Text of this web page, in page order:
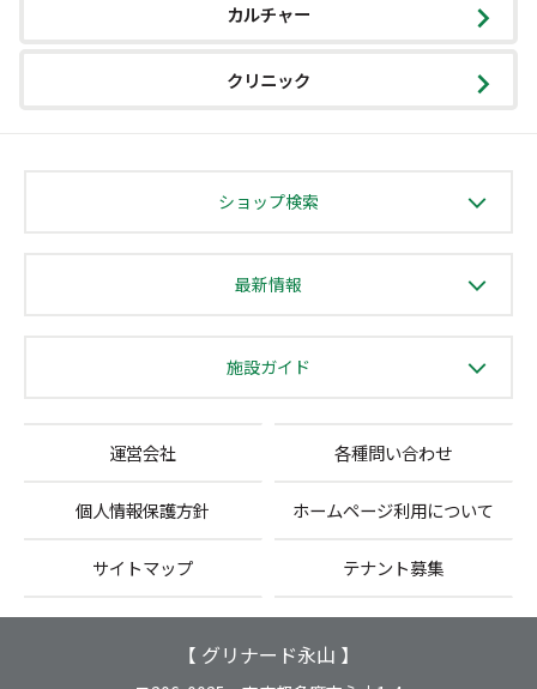
カルチャー
クリニック
ショップ検索
最新情報
施設ガイド
運営会社 各種問い合わせ
個人情報保護方針 ホームページ利用について
サイトマップ テナント募集
【 グリナード永山 】